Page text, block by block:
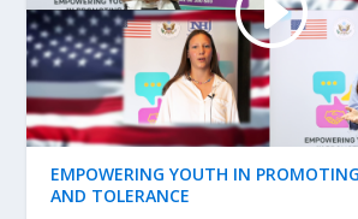
EMPOWERING YOUTH IN
AND TOLERANCE